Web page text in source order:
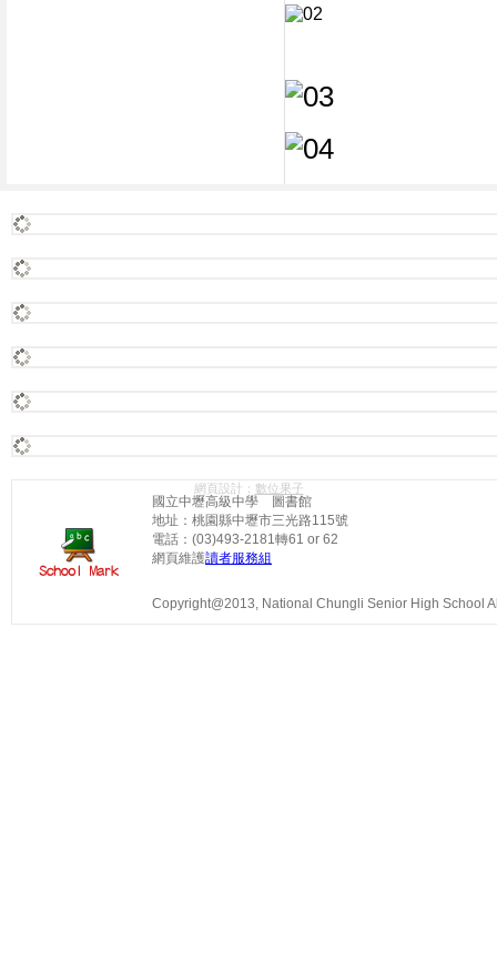
國立中壢高級中學 圖書館
地址：桃園縣中壢市三光路115號
電話：(03)493-2181轉61 or 62
網頁維護讀者服務組
Copyright@2013, National Chungli Senior High School
網頁設計： 數位果子